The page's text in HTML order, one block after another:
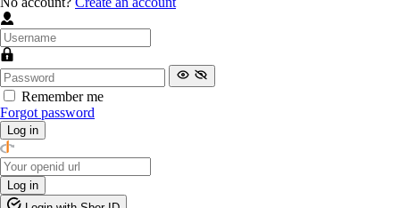
Remember me
Forgot password
Log in
Log in